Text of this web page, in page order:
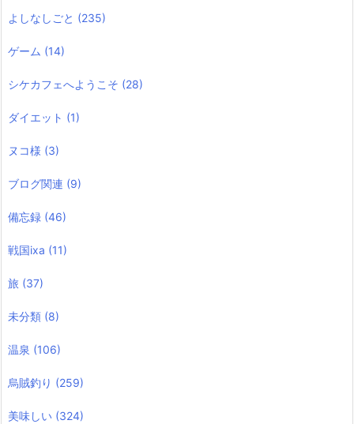
よしなしごと (235)
ゲーム (14)
シケカフェへようこそ (28)
ダイエット (1)
ヌコ様 (3)
ブログ関連 (9)
備忘録 (46)
戦国ixa (11)
旅 (37)
未分類 (8)
温泉 (106)
烏賊釣り (259)
美味しい (324)